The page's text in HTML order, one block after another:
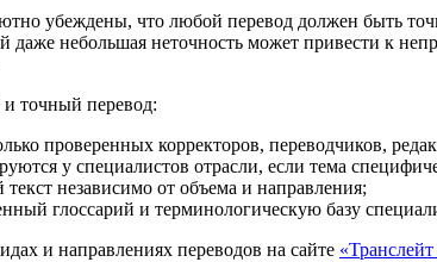
убеждены, что любой перевод должен быть
небольшая неточность может привести к
и точный перевод:
проверенных корректоров, переводчиков,
у специалистов отрасли, если тема
независимо от объема и направления;
глоссарий и терминологическую базу
и направлениях переводов на сайте